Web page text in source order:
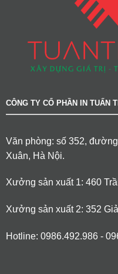
CÔNG TY CỔ PHẦN IN TUẤN
Văn phòng: số 352,
Xuân, Hà Nội.
Xưởng sản xuất 1: 460
Xưởng sản xuất 2: 352
Hotline: 0986.492.986 -